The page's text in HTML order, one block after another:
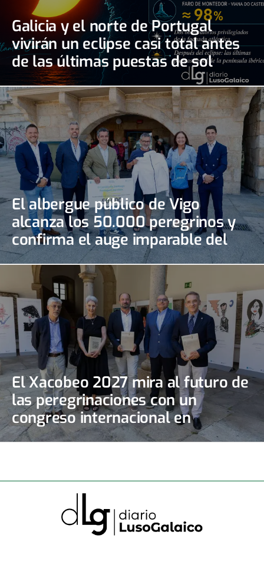
Galicia y el norte de Portugal
vivirán un eclipse casi total antes
de las últimas puestas de sol
El albergue público de Vigo
alcanza los 50.000 peregrinos y
confirma el auge imparable del
Camino Portugués de la Costa
El Xacobeo 2027 mira al futuro de
las peregrinaciones con un
congreso internacional en
Santiago